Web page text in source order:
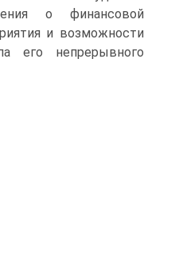
о финансовой
и возможности
его непрерывного